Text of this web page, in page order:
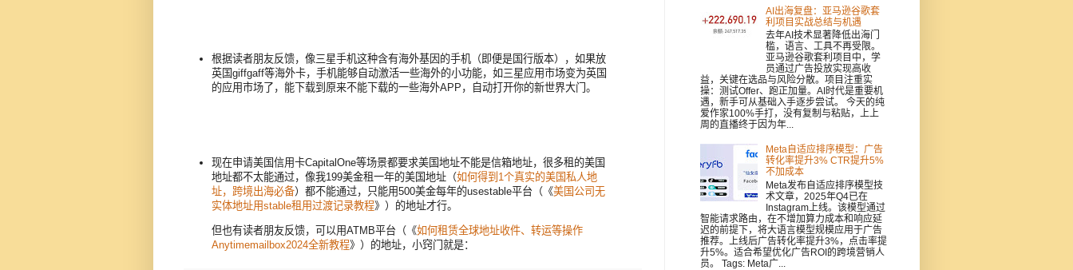
根据读者朋友反馈，像三星手机这种含有海外基因的手机（即便是国行版本），如果放
英国giffgaff等海外卡，手机能够自动激活一些海外的小功能，如三星应用市场变为英国
的应用市场了，能下载到原来不能下载的一些海外APP，自动打开你的新世界大门。
现在申请美国信用卡CapitalOne等场景都要求美国地址不能是信箱地址，很多租的美国
地址都不太能通过，像我199美金租一年的美国地址（如何得到1个真实的美国私人地
址，跨境出海必备）都不能通过，只能用500美金每年的usestable平台（《美国公司无
实体地址用stable租用过渡记录教程》）的地址才行。
但也有读者朋友反馈，可以用ATMB平台（《如何租赁全球地址收件、转运等操作
Anytimemailbox2024全新教程》）的地址，小窍门就是：
AI出海复盘：亚马逊谷歌套
利项目实战总结与机遇
去年AI技术显著降低出海门
槛，语言、工具不再受限。
亚马逊谷歌套利项目中，学
员通过广告投放实现高收
益，关键在选品与风险分散。项目注重实
操：测试Offer、跑正加量。AI时代是重要机
遇，新手可从基础入手逐步尝试。 今天的纯
爱作家100%手打，没有复制与粘贴，上上
周的直播终于因为年...
Meta自适应排序模型：广告
转化率提升3% CTR提升5%
不加成本
Meta发布自适应排序模型技
术文章，2025年Q4已在
Instagram上线。该模型通过
智能请求路由，在不增加算力成本和响应延
迟的前提下，将大语言模型规模应用于广告
推荐。上线后广告转化率提升3%，点击率提
升5%。适合希望优化广告ROI的跨境营销人
员。 Tags: Meta广...